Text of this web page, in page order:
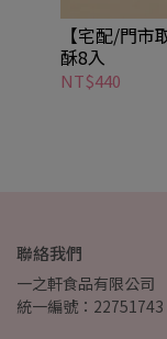
【宅配/門
酥8入
NT$440
聯絡我們
一之軒食品有限公司
統一編號：22751743